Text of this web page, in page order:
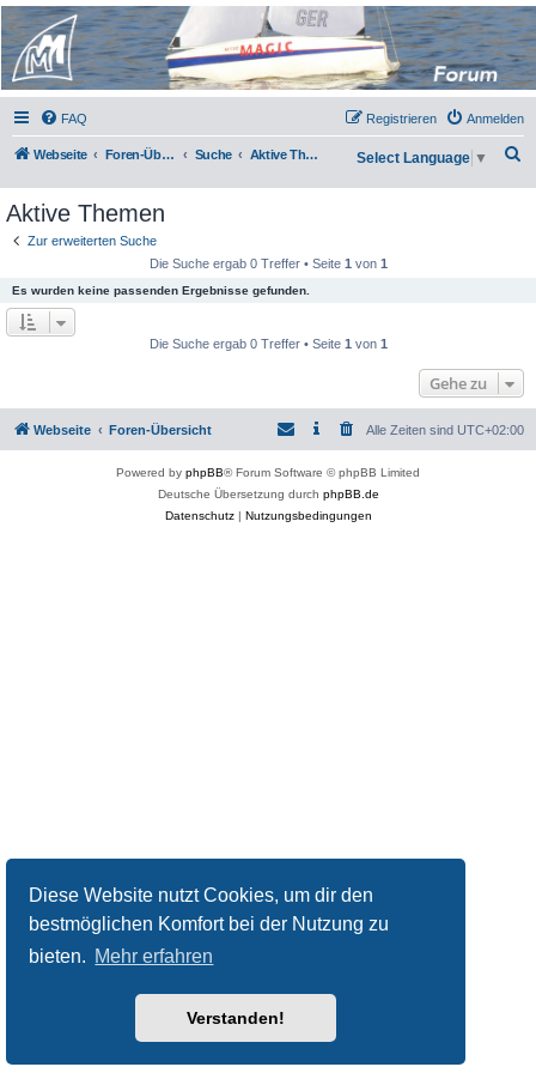
Diese Website nutzt Cookies, um dir den
bestmöglichen Komfort bei der Nutzung zu
bieten. Mehr erfahren
Verstanden!
Micro Magic Forum
Deutschland
FAQ Anmelden
Registrieren
Webseite Foren-Übersicht Suche Aktive Themen Select Language ▼
Aktive Themen
Zur erweiterten Suche
Die Suche ergab 0 Treffer • Seite 1 von 1
Es wurden keine passenden Ergebnisse gefunden.
Die Suche ergab 0 Treffer • Seite 1 von 1
Gehe zu
Webseite Foren-Übersicht Alle Zeiten sind UTC+02:00
Powered by phpBB® Forum Software © phpBB Limited
Deutsche Übersetzung durch phpBB.de
Datenschutz| Nutzungsbedingungen